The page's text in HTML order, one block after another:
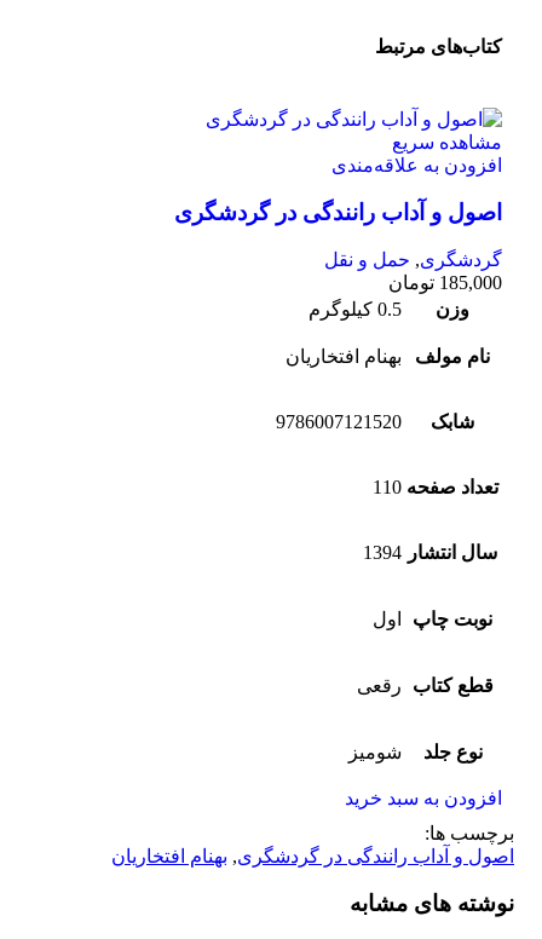
کتاب‌های مرتبط
مشاهده سریع
افزودن به علاقه‌مندی
اصول و آداب رانندگی در گردشگری
گردشگری, حمل و نقل
185,000 تومان
وزن
0.5 کیلوگرم
نام مولف بهنام افتخاریان
شابک 9786007121520
تعداد صفحه 110
سال انتشار 1394
نوبت چاپ اول
قطع کتاب رقعی
نوع جلد شومیز
افزودن به سبد خرید
برچسب ها:
اصول و آداب رانندگی در گردشگری, بهنام افتخاریان
نوشته های مشابه